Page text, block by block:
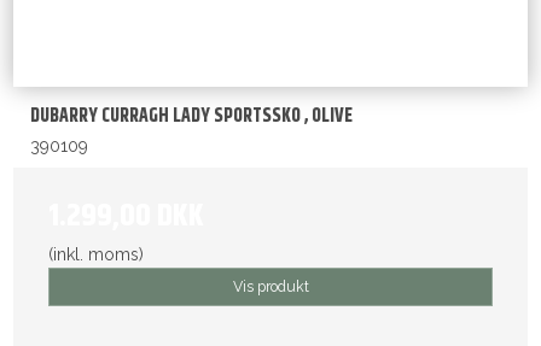
DUBARRY CURRAGH LADY SPORTSSKO , OLIVE
390109
(inkl. moms)
Vis produkt